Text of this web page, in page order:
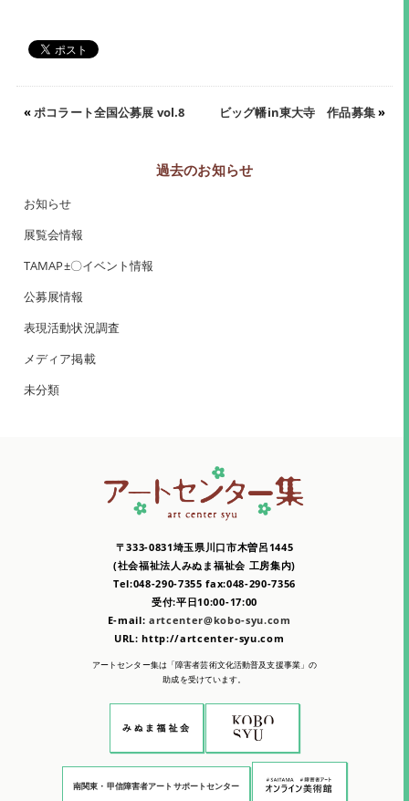
«ポコラート全国公募展 vol.8 ビッグ幡in東大寺 作品募集»
過去のお知らせ
お知らせ
展覧会情報
TAMAP±〇イベント情報
公募展情報
表現活動状況調査
メディア掲載
未分類
〒333-0831埼玉県川口市木曽呂1445
(社会福祉法人みぬま福祉会 工房集内)
Tel:048-290-7355 fax:048-290-7356
受付:平日10:00-17:00
E-mail: artcenter@kobo-syu.com
URL: http://artcenter-syu.com
アートセンター集は「障害者芸術文化活動普及支援事業」の
助成を受けています。
南関東・甲信障害者アートサポートセンター